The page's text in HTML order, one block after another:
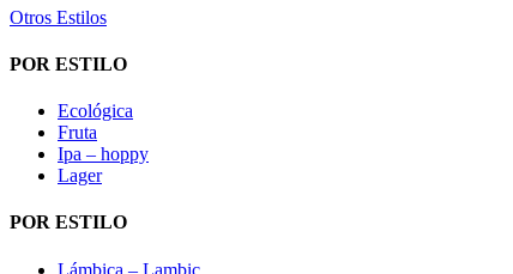
Otros Estilos
POR ESTILO
Ecológica
Fruta
Ipa – hoppy
Lager
POR ESTILO
Lámbica – Lambic